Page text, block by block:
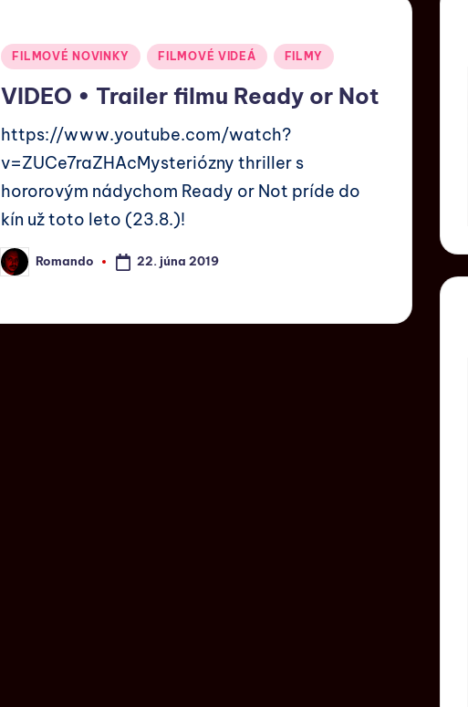
FILMOVÉ NOVINKY FILMOVÉ VIDEÁ FILMY
VIDEO • Trailer filmu Ready or Not
https://www.youtube.com/watch?
v=ZUCe7raZHAcMysteriózny thriller s
hororovým nádychom Ready or Not príde do
kín už toto leto (23.8.)!
Romando 22. júna 2019